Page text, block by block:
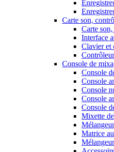
Carte son,
Carte
Interface
Clavier et
Console de
Console
Console
Console
Console
Console
Mixette
Matrice